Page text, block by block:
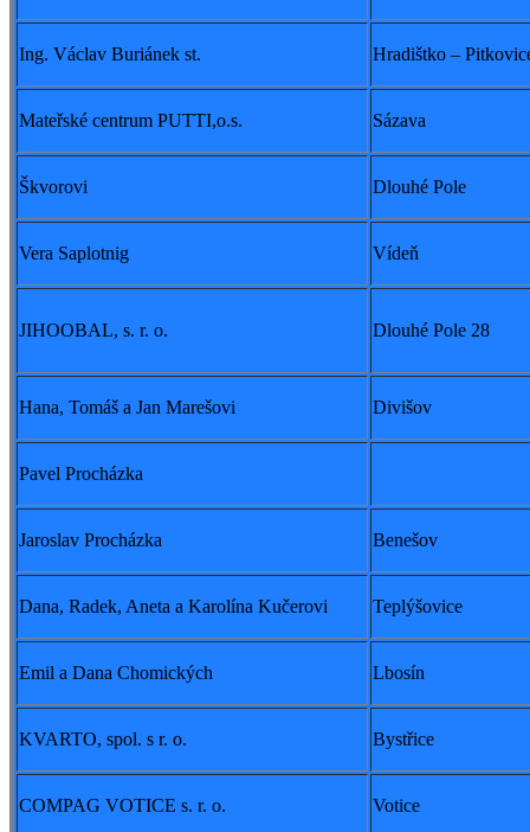
Ing. Václav Buriánek st. Hradištko –
Mateřské centrum PUTTI,o.s. Sázava
Škvorovi Dlouhé Pole
Vera Saplotnig Vídeň
JIHOOBAL, s. r. o. Dlouhé Pole 28
Hana, Tomáš a Jan Marešovi Divišov
Pavel Procházka
Jaroslav Procházka Benešov
Dana, Radek, Aneta a Karolína Kučerovi Teplýšovice
Emil a Dana Chomických Lbosín
KVARTO, spol. s r. o. Bystřice
COMPAG VOTICE s. r. o. Votice